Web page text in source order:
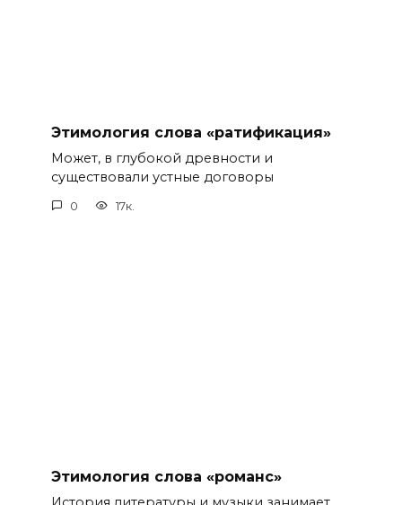
Этимология слова «ратификация»
Может, в глубокой древности и
существовали устные договоры
0 17к.
Этимология слова «романс»